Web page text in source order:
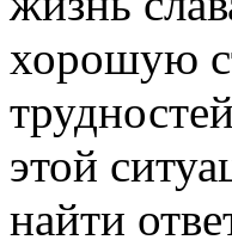
хорошую
этой
найти